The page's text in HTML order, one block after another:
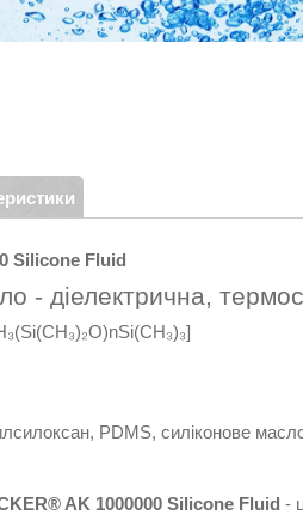
Silicone Fluid
- діелектрична,
PDMS, силіконове
AK 1000000 Silicone Fluid -